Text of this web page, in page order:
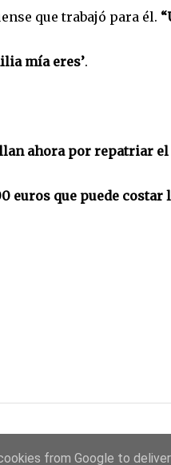
que trabajó para él.
mía eres’.
ahora por repatriar
euros que puede costar
from Google to